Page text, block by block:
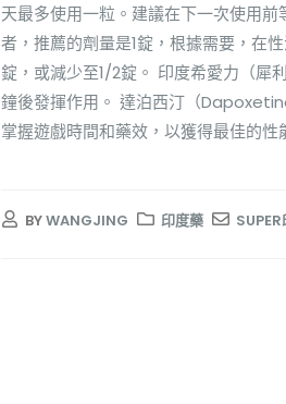
天最多使用一粒。建議在下一次使用
者，推薦的劑量是1錠，根據需要，在
錠，或減少至1/2錠。 印度希愛力（犀
鐘後發揮作用。 達泊西汀（
掌握遊戲時間和藥效，以獲得最佳的性
BYWANGJING 印度藥